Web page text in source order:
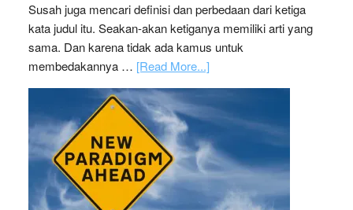
Susah juga mencari definisi dan perbedaan dari ketiga
kata judul itu. Seakan-akan ketiganya memiliki arti yang
sama. Dan karena tidak ada kamus untuk
membedakannya … [Read More...]